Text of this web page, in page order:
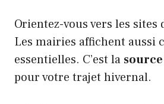
Orientez-vous vers les sites
Les mairies affichent aussi
essentielles. C’est la
pour votre trajet hivernal.